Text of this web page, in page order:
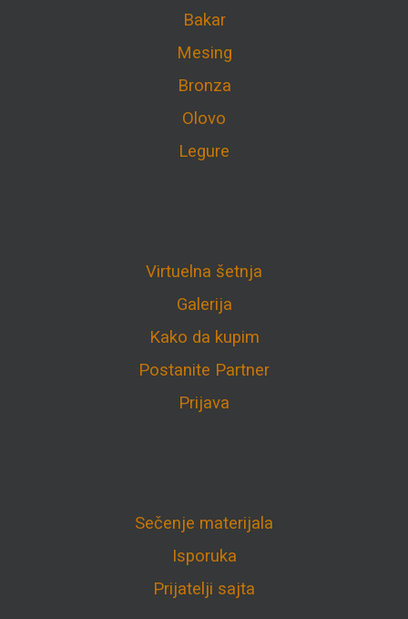
Bakar
Mesing
Bronza
Olovo
Legure
Virtuelna šetnja
Galerija
Kako da kupim
Postanite Partner
Prijava
Sečenje materijala
Isporuka
Prijatelji sajta